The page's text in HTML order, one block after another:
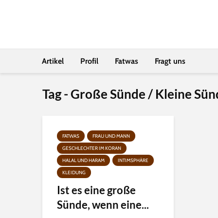
Artikel Profil Fatwas Fragt uns
Tag - Große Sünde / Kleine
FATWAS
FRAU UND MANN
GESCHLECHTER IM KORAN
HALAL UND HARAM
INTIMSPHÄRE
KLEIDUNG
Ist es eine große
Sünde, wenn eine...